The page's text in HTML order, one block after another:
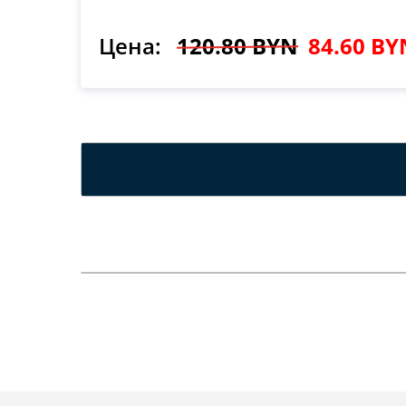
Цена: 120.80 BYN 84.60